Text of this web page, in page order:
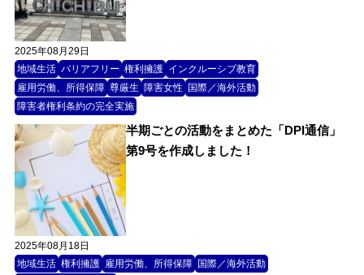
2025年08月29日
地域生活 バリアフリー 権利擁護 インクルーシブ教育
雇用労働、所得保障 尊厳生 障害女性 国際／海外活動
障害者権利条約の完全実施
2025年08月18日
半期ごとの活動をまとめた「DPI通信」
第9号を作成しました！
地域生活 権利擁護 雇用労働、所得保障 国際／海外活動